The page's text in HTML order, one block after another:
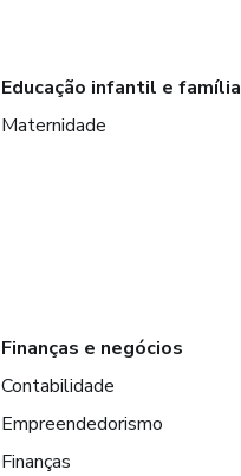
Educação infantil e família
Maternidade
Finanças e negócios
Contabilidade
Empreendedorismo
Finanças